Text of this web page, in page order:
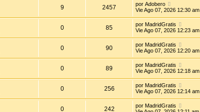
9 2457 por Adobero
Vie Ago 07, 2026 12:30 am
0 85 por MadridGratis
Vie Ago 07, 2026 12:23 am
0 90 por MadridGratis
Vie Ago 07, 2026 12:20 am
0 89 por MadridGratis
Vie Ago 07, 2026 12:18 am
0 256 por MadridGratis
Vie Ago 07, 2026 12:14 am
0 242 por MadridGratis